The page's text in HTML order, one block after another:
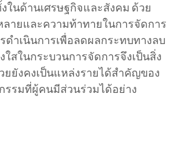
ในด้านเศรษฐกิจและสังคม ด้วย
ายและความท้าทายในการจัดการ
ดำเนินการเพื่อลดผลกระทบทางลบ
ใสในกระบวนการจัดการจึงเป็นสิ่ง
ยังคงเป็นแหล่งรายได้สำคัญของ
รรมที่ผู้คนมีส่วนร่วมได้อย่าง